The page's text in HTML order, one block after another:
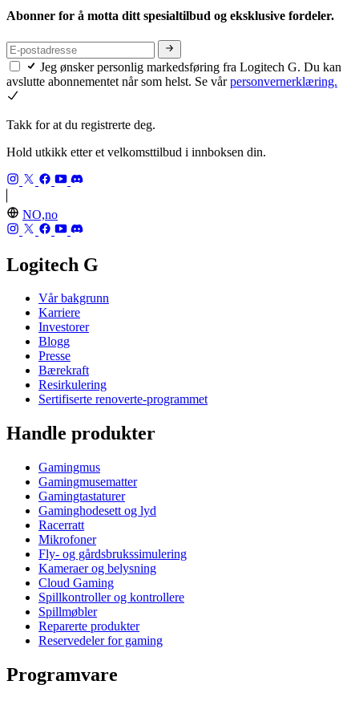
Abonner for å motta ditt spesialtilbud og eksklusive fordeler.
Jeg ønsker personlig markedsføring fra Logitech G. Du kan
avslutte abonnementet når som helst. Se vårpersonvernerklæring.
Takk for at du registrerte deg.
Hold utkikk etter et velkomsttilbud i innboksen din.
NO,no
Logitech G
Vår bakgrunn
Karriere
Investorer
Blogg
Presse
Bærekraft
Resirkulering
Sertifiserte renoverte-programmet
Handle produkter
Gamingmus
Gamingmusematter
Gamingtastaturer
Gaminghodesett og lyd
Racerratt
Mikrofoner
Fly- og gårdsbrukssimulering
Kameraer og belysning
Cloud Gaming
Spillkontroller og kontrollere
Spillmøbler
Reparerte produkter
Reservedeler for gaming
Programvare